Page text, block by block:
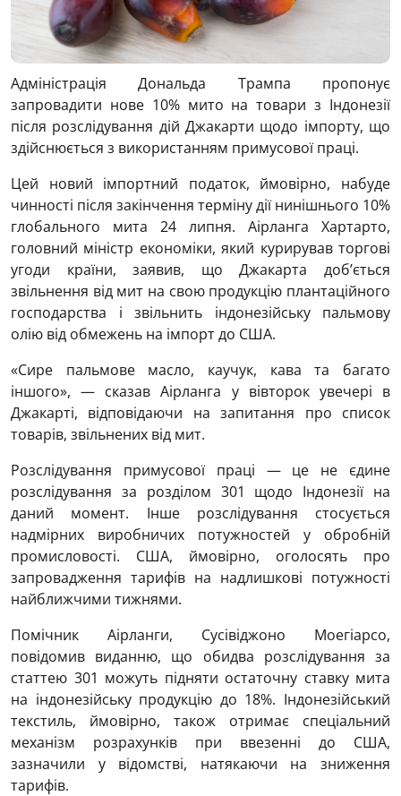
Адміністрація Дональда Трампа пропонує
запровадити нове 10% мито на товари з Індонезії
після розслідування дій Джакарти щодо імпорту, що
здійснюється з використанням примусової праці.
Цей новий імпортний податок, ймовірно, набуде
чинності після закінчення терміну дії нинішнього 10%
глобального мита 24 липня. Аірланга Хартарто,
головний міністр економіки, який курирував торгові
угоди країни, заявив, що Джакарта доб’ється
звільнення від мит ​​на свою продукцію плантаційного
господарства і звільнить індонезійську пальмову
олію від обмежень на імпорт до США.
«Сире пальмове масло, каучук, кава та багато
іншого», — сказав Аірланга у вівторок увечері в
Джакарті, відповідаючи на запитання про список
товарів, звільнених від мит.
Розслідування примусової праці — це не єдине
розслідування за розділом 301 щодо Індонезії на
даний момент. Інше розслідування стосується
надмірних виробничих потужностей у обробній
промисловості. США, ймовірно, оголосять про
запровадження тарифів на надлишкові потужності
найближчими тижнями.
Помічник Аірланги, Сусівіджоно Моегіарсо,
повідомив виданню, що обидва розслідування за
статтею 301 можуть підняти остаточну ставку мита
на індонезійську продукцію до 18%. Індонезійський
текстиль, ймовірно, також отримає спеціальний
механізм розрахунків при ввезенні до США,
зазначили у відомстві, натякаючи на зниження
тарифів.